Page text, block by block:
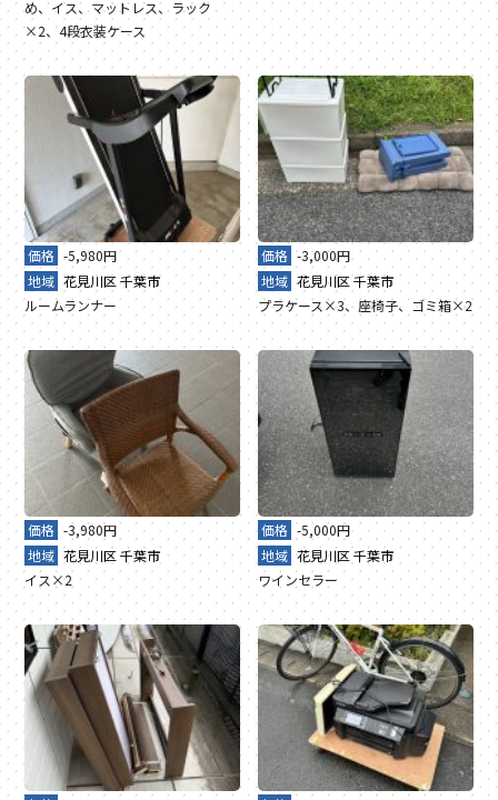
め、イス、マットレス、ラック
×2、4段衣装ケース
価格 -5,980円
地域 花見川区 千葉市
ルームランナー
価格 -3,000円
地域 花見川区千葉市
プラケース×3、座椅子、ゴミ箱×2
価格 -3,980円
地域 花見川区 千葉市
イス×2
価格 -5,000円
地域 花見川区千葉市
ワインセラー